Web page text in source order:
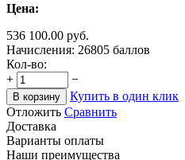
Цена:
536 100.00 руб.
Начисления: 26805 баллов
Кол-во:
+
−
В корзину
Купить в один клик
Отложить Сравнить
Доставка
Варианты оплаты
Наши преимущества